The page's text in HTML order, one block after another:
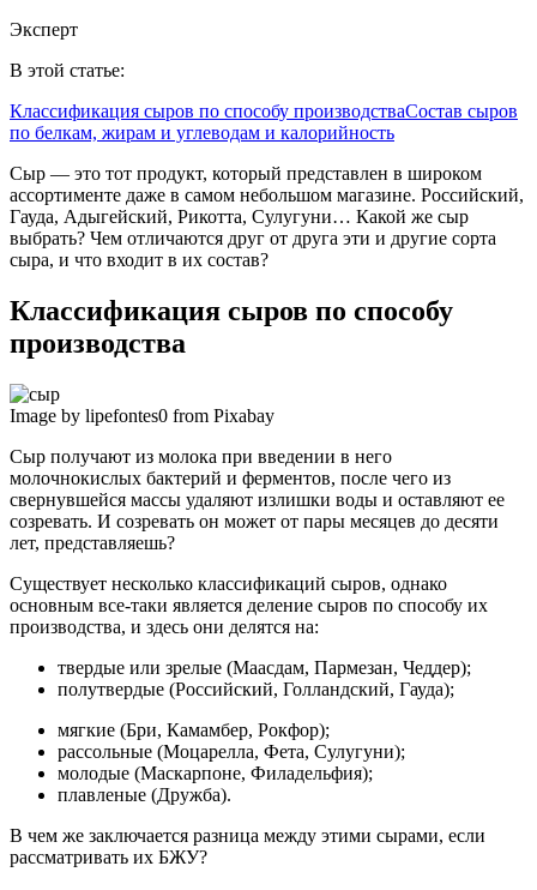
Эксперт
В этой статье:
Классификация сыров по способу производстваСостав сыров
по белкам, жирам и углеводам и калорийность
Сыр — это тот продукт, который представлен в широком
ассортименте даже в самом небольшом магазине. Российский,
Гауда, Адыгейский, Рикотта, Сулугуни… Какой же сыр
выбрать? Чем отличаются друг от друга эти и другие сорта
сыра, и что входит в их состав?
Классификация сыров по способу
производства
Image by lipefontes0 from Pixabay
Сыр получают из молока при введении в него
молочнокислых бактерий и ферментов, после чего из
свернувшейся массы удаляют излишки воды и оставляют ее
созревать. И созревать он может от пары месяцев до десяти
лет, представляешь?
Существует несколько классификаций сыров, однако
основным все-таки является деление сыров по способу их
производства, и здесь они делятся на:
твердые или зрелые (Маасдам, Пармезан, Чеддер);
полутвердые (Российский, Голландский, Гауда);
мягкие (Бри, Камамбер, Рокфор);
рассольные (Моцарелла, Фета, Сулугуни);
молодые (Маскарпоне, Филадельфия);
плавленые (Дружба).
В чем же заключается разница между этими сырами, если
рассматривать их БЖУ?